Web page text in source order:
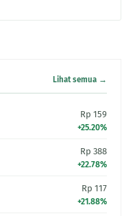
Lihat semua →
Rp 159
+25.20%
Rp 388
+22.78%
Rp 117
+21.88%